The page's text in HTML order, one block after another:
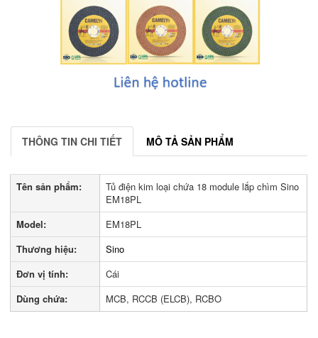
THÔNG TIN CHI TIẾT MÔ TẢ SẢN PHẨM
Tên sản phẩm:
Tủ điện kim loại chứa 18 module lắp chìm Sino
EM18PL
Model:
EM18PL
Thương hiệu:
Sino
Đơn vị tính:
Cái
Dùng chứa:
MCB, RCCB (ELCB), RCBO